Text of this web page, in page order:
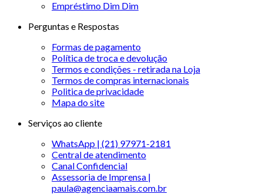
Empréstimo Dim Dim
Perguntas e Respostas
Formas de pagamento
Política de troca e devolução
Termos e condições - retirada na Loja
Termos de compras internacionais
Politica de privacidade
Mapa do site
Serviços ao cliente
WhatsApp | (21) 97971-2181
Central de atendimento
Canal Confidencial
Assessoria de Imprensa |
paula@agenciaamais.com.br